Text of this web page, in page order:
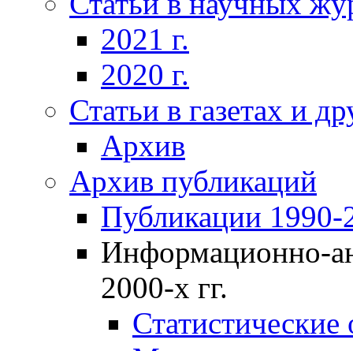
2021 г.
2020 г.
Статьи в газетах и
Архив
Архив публикаций
Публикации 1990-
Информационно-
2000-х гг.